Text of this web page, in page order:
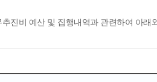
추진비 예산 및 집행내역과 관련하여 아래